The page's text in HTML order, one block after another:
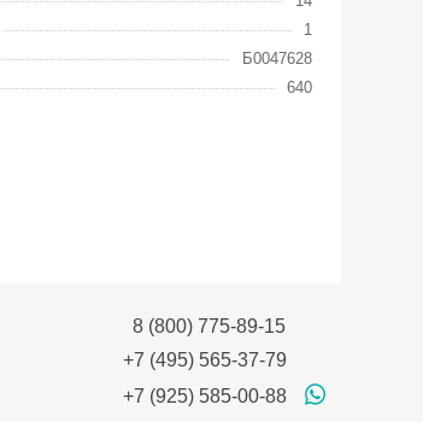
1
Б0047628
640
8 (800) 775-89-15
+7 (495) 565-37-79
+7 (925) 585-00-88